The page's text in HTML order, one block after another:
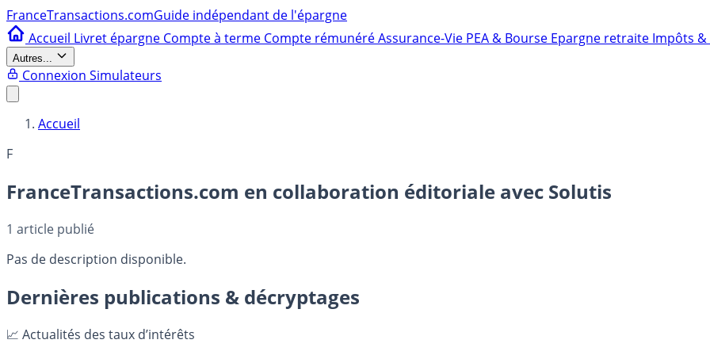
FranceTransactions.comGuide indépendant de l'épargne
Accueil Livret épargne Compte à terme Compte rémunéréAssurance-Vie PEA & Bourse Epargne retraite Impôts &
Autres...
Connexion Simulateurs
Accueil
F
FranceTransactions.com en collaboration éditoriale avec Solutis
1 article publié
Pas de description disponible.
Dernières publications & décryptages
📈 Actualités des taux d’intérêts